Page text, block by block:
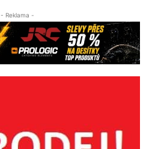
- Reklama -